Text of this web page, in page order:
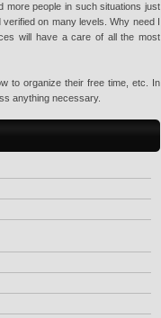
more people in such situations just
on many levels. Why need I
will have a care of all the most
to organize their free time, etc. In
anything necessary.